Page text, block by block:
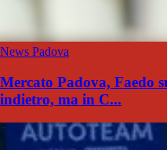
News Padova
Mercato Padova, Faedo
indietro, ma in C...